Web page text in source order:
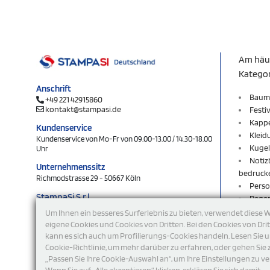
Um Ihnen ein besseres Surferlebnis zu bieten, verwendet diese
eigene Cookies und Cookies von Dritten. Bei den Cookies von
kann es sich auch um Profilierungs-Cookies handeln. Lesen Sie
Cookie-Richtlinie, um mehr darüber zu erfahren, oder gehen Sie
„Passen Sie Ihre Cookie-Auswahl an“, um Ihre Einstellungen zu
Anschrift
+49 221 42915860
kontakt@stampasi.de
Kundenservice
Kundenservice von Mo-Fr von 09.00-13.00 / 14.30-18.00
Uhr
Unternehmenssitz
Richmodstrasse 29 - 50667 Köln
StampaSi S.r.l.
folgen Sie uns
Am